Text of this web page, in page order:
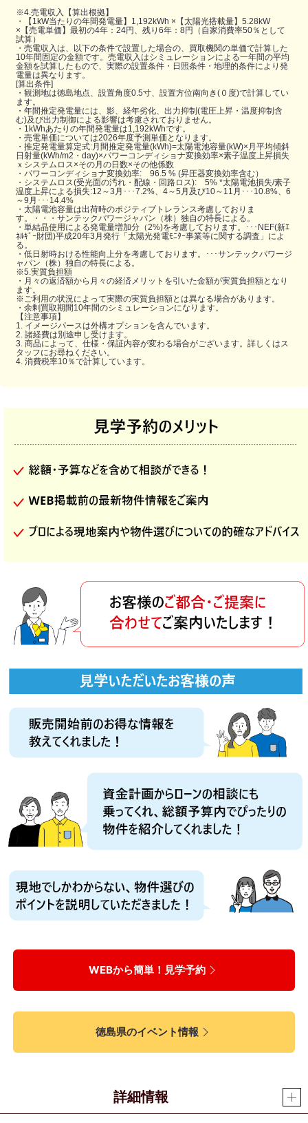
※4.売電収入【算出根拠】
・【1kW当たりの年間発電量】1,192kWh ×【太陽光搭載量】5.28kW
×【売電単価】最初の4年：24円、残り6年：8円（自家消費率50％として
試算）
・売電収入は、以下の条件で設置した場合の、買取機関の単価で計算した
10年間固定の金額です。売電収入はシミュレーションによる一年間の平均
金額を試算したもので、実際の設置条件・日照条件・地理的条件により発
電量は異なります。
[算出条件]
・観測地は徳島地点、設置角度0.5寸、設置方位南向き(０度)で計算してい
ます。
・年間推定発電量には、影、経年劣化、出力抑制(電圧上昇・温度抑制含
む)及び出力制御による影響は考慮されておりません。
・1kWhあたりの年間発電量は1,192kWhです。
・売電単価については2026年度予測単価となります。
・推定発電量算定式:月間推定発電量(kWh)=太陽電池容量(kW)×月平均傾斜
日射量(kWh/m2・day)×パワーコンディショナ変換効率×素子温度上昇損失
ｘシステムロス×その月の日数×その他係数
・パワーコンディショナ変換効率: 96.5 % (昇圧器変換効率含む）
・システムロス(受光面の汚れ・配線・回路ロス): 5% *太陽電池損失/素子
温度上昇による損失:12～3月･･･7.2%、4～5月及び10～11月･･･10.8%、6
～9月･･･14.4%
・太陽電池容量は出荷時のポジティブトレランス考慮しておりま
す。・・・サンテックパワージャパン（株）独自の特⾧による。
・単結晶使用による発電量増加分（2%)を考慮しております。･･･NEF(新ｴ
ﾈﾙｷﾞｰ財団)平成20年3月発行「太陽光発電ﾓﾆﾀｰ事業等に関する調査」によ
る。
・低日射時おける性能向上分を考慮しております。･･･サンテックパワージ
ャパン（株）独自の特⾧による。
※5.実質負担額
・月々の返済額から月々の経済メリットを引いた金額が実質負担額となり
ます。
※ご利用の状況によって実際の実質負担額とは異なる場合があります。
・余剰買取期間10年間のシミュレーションになります。
【注意事項】
1. イメージパースは外構オプションを含んでいます。
2. 諸経費は別途申し受けます。
3. 商品によって、仕様・保証内容が変わる場合がございます。詳しくはス
タッフにお尋ねください。
4. 消費税率10％で計算しています。
WEBから簡単！見学予約
徳島県のイベント情報
詳細情報